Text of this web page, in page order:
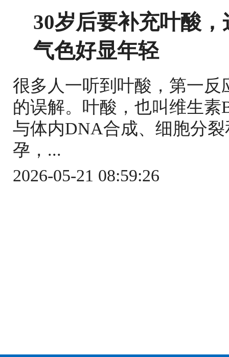
30岁后要补充叶酸
气色好显年轻
很多人一听到叶酸，第一
的误解。叶酸，也叫维生
与体内DNA合成、细胞分
孕，...
2026-05-21 08:59:26